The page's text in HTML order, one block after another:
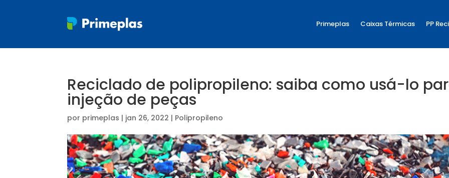
Primeplas Caixas Térmicas PP
Reciclado de polipropileno: saiba como usá-lo
injeção de peças
por primeplas | jan 26, 2022 | Polipropileno